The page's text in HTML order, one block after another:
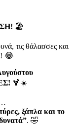
🏖️
τις θάλασσες και
😂
🍹☀️
ξάπλα και το
. 🤣